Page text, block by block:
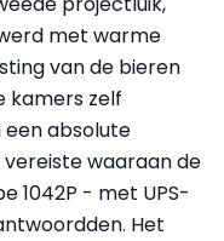
met warme
van de bieren
kamers zelf
absolute
waaraan de
1042P - met UPS-
Het